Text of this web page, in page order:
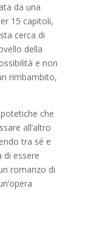
da una
15 capitoli,
cerca di
della
e non
rimbambito,
che
all’altro
tra sé e
di essere
romanzo di